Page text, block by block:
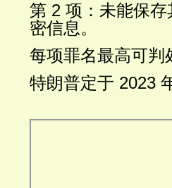
第 2 项：未能保
密信息。
每项罪名最高可判
特朗普定于 2023